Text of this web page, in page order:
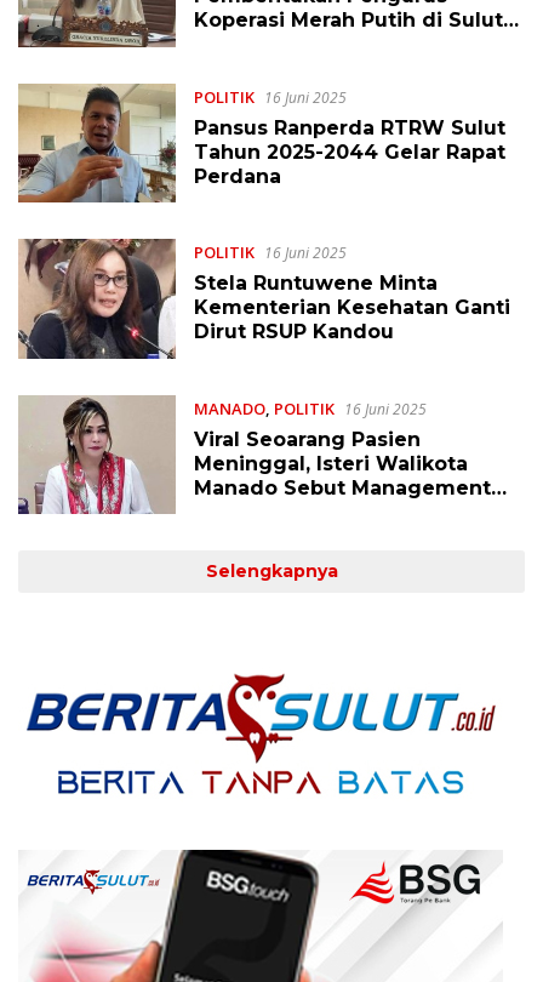
Koperasi Merah Putih di Sulut
POLITIK 16 Juni 2025
Pansus Ranperda RTRW Sulut
Tahun 2025-2044 Gelar Rapat
Perdana
POLITIK 16 Juni 2025
Stela Runtuwene Minta
Kementerian Kesehatan Ganti
Dirut RSUP Kandou
MANADO, POLITIK 16 Juni 2025
Viral Seoarang Pasien
Meninggal, Isteri Walikota
Manado Sebut Management
Selengkapnya